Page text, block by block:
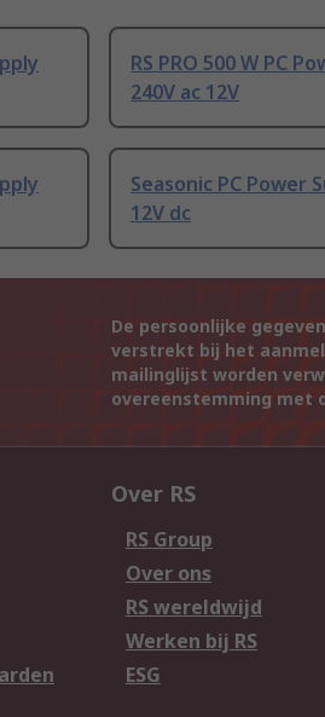
RS PRO 500 W PC
240V ac 12V
Seasonic PC Power
12V dc
De persoonlijke
verstrekt bij het
mailinglijst worden
overeenstemming met
Over RS
RS Group
Over ons
RS wereldwijd
Werken bij RS
ESG